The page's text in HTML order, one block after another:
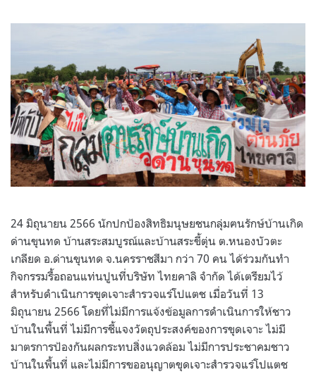
24 มิถุนายน 2566 นักปกป้องสิทธิมนุษยชนกลุ่มฅนรักษ์บ้านเกิด
ด่านขุนทด บ้านสระสมบูรณ์และบ้านสระขี้ตุ่น ต.หนองบัวตะ
เกลียด อ.ด่านขุนทด จ.นครราชสีมา กว่า 70 คน ได้ร่วมกันทำ
กิจกรรมรื้อถอนแท่นปูนที่บริษัท ไทยคาลิ จำกัด ได้เตรียมไว้
สำหรับดำเนินการขุดเจาะสำรวจแร่โปแตช เมื่อวันที่ 13
มิถุนายน 2566 โดยที่ไม่มีการแจ้งข้อมูลการดำเนินการให้ชาว
บ้านในพื้นที่ ไม่มีการชี้แจงวัตถุประสงค์ของการขุดเจาะ ไม่มี
มาตรการป้องกันผลกระทบสิ่งแวดล้อม ไม่มีการประชาคมชาว
บ้านในพื้นที่ และไม่มีการขออนุญาตขุดเจาะสำรวจแร่โปแตช